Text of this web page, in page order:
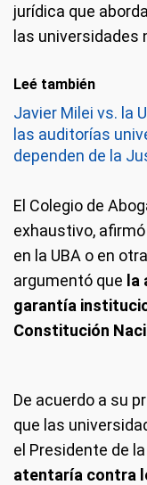
jurídica que
las universidades
Leé también
Javier Milei vs. la
las auditorías
dependen de la
El Colegio de
exhaustivo,
en la UBA o en
argumentó que la
garantía
Constitución
De acuerdo a su
que las
el Presidente de
atentaría contra